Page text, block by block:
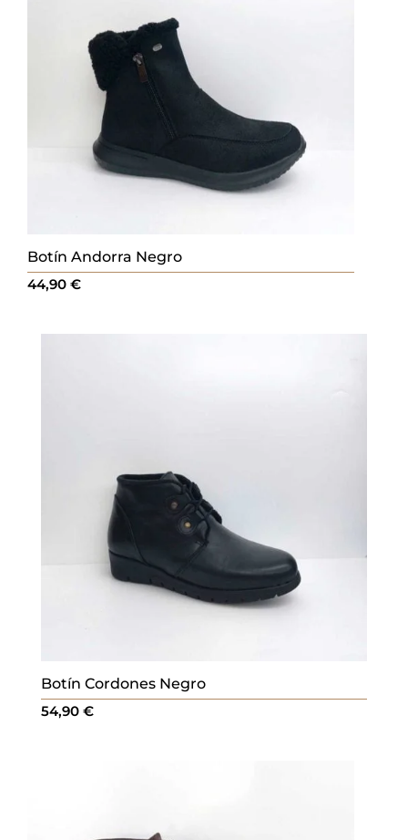
Botín Andorra Negro
44,90€
Botín Cordones Negro
54,90 €